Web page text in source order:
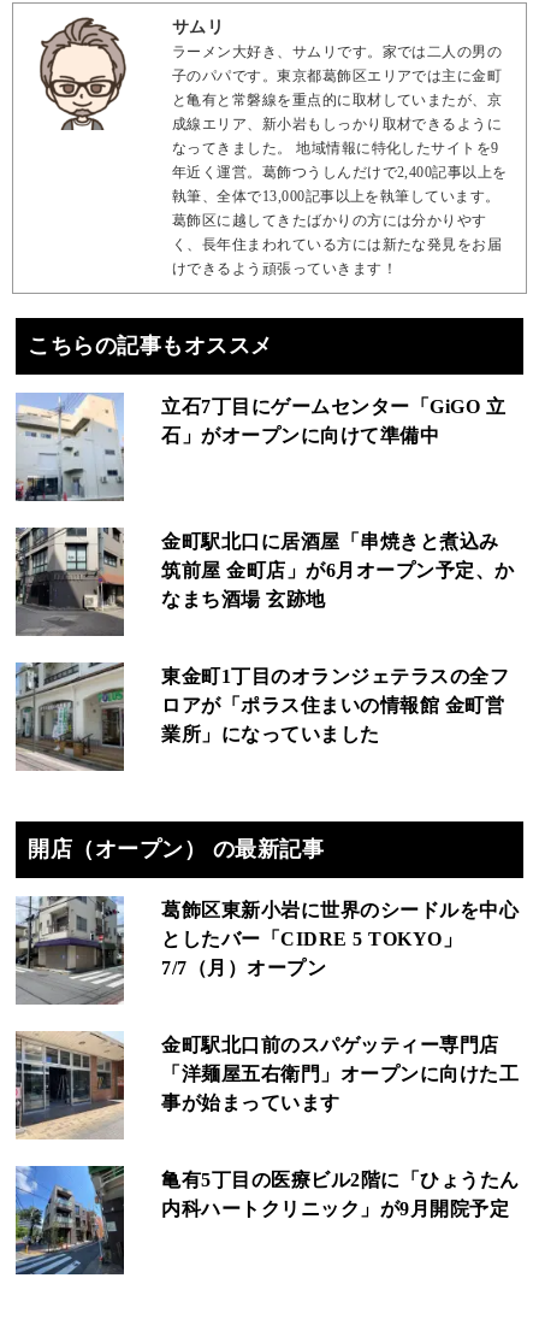
サムリ
ラーメン大好き、サムリです。家では二人の男の
子のパパです。東京都葛飾区エリアでは主に金町
と亀有と常磐線を重点的に取材していまたが、京
成線エリア、新小岩もしっかり取材できるように
なってきました。 地域情報に特化したサイトを9
年近く運営。葛飾つうしんだけで2,400記事以上を
執筆、全体で13,000記事以上を執筆しています。
葛飾区に越してきたばかりの方には分かりやす
く、長年住まわれている方には新たな発見をお届
けできるよう頑張っていきます！
こちらの記事もオススメ
立石7丁目にゲームセンター「GiGO 立
石」がオープンに向けて準備中
金町駅北口に居酒屋「串焼きと煮込み
筑前屋 金町店」が6月オープン予定、か
なまち酒場 玄跡地
東金町1丁目のオランジェテラスの全フ
ロアが「ポラス住まいの情報館 金町営
業所」になっていました
開店（オープン） の最新記事
葛飾区東新小岩に世界のシードルを中心
としたバー「CIDRE 5 TOKYO」
7/7（月）オープン
金町駅北口前のスパゲッティー専門店
「洋麺屋五右衛門」オープンに向けた工
事が始まっています
亀有5丁目の医療ビル2階に「ひょうたん
内科ハートクリニック」が9月開院予定